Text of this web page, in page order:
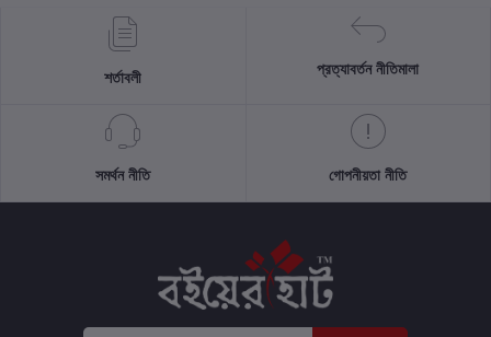
শর্তাবলী প্রত্যাবর্তন নীতিমালা
সমর্থন নীতি গোপনীয়তা নীতি